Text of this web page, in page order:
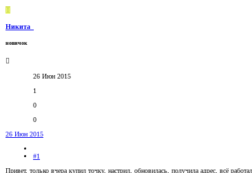
Н
Никита_
новичок
26 Июн 2015
1
0
0
26 Июн 2015
#1
Привет, только вчера купил точку, настрил, обновилась, получила адрес, всё